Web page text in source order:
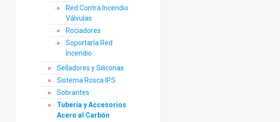
Red Contra Incendio
Válvulas
Rociadores
Soportaría Red
Incendio
Selladores y Siliconas
Sistema Rosca IPS
Sobrantes
Tubería y Accesorios
Acero al Carbón